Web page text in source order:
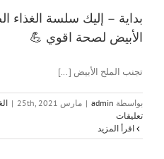
بداية – إليك سلسة الغذاء
الأبيض لصحة اقوي 💪
تجنب الملح الأبيض [...]
بواسطة admin
| مارس 25th, 2021 |
تعليقات